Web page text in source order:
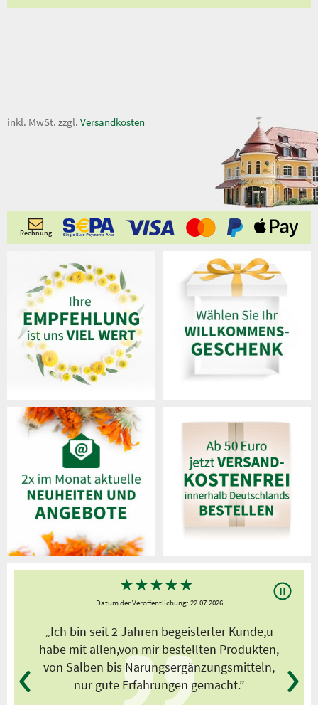
5,50 €
inkl. MwSt. zzgl. Versandkosten
Rechnung
★★★★★
Datum der Veröffentlichung: 22.07.2026
„Ich bin seit 2 Jahren begeisterter Kunde,u
habe mit allen,von mir bestellten Produkten,
von Salben bis Narungsergänzungsmitteln,
nur gute Erfahrungen gemacht.”